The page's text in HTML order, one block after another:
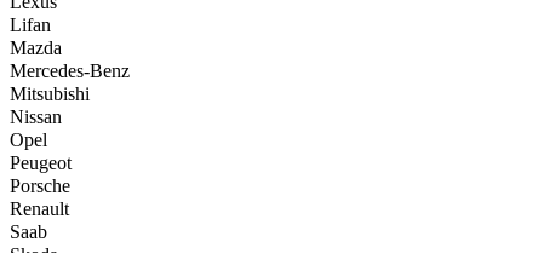
Lifan
Mazda
Mercedes-Benz
Mitsubishi
Nissan
Opel
Peugeot
Porsche
Renault
Saab